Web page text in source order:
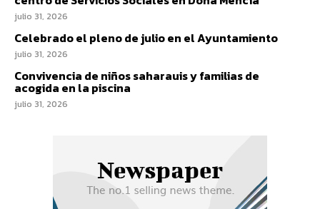
julio 31, 2026
Celebrado el pleno de julio en el Ayuntamiento
julio 31, 2026
Convivencia de niños saharauis y familias de
acogida en la piscina
julio 31, 2026